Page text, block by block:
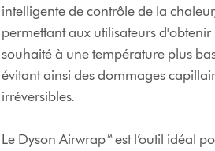
intelligente de contrôle de la
permettant aux utilisateurs d'obtenir
souhaité à une température plus
évitant ainsi des dommages
irréversibles.
Le Dyson Airwrap™ est l’outil idéal